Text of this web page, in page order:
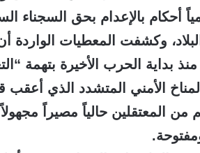
أحكام بالإعدام بحق السجناء
وكشفت المعطيات الواردة
عن اعتقال 3292 شخصاً منذ بداية الحرب الأخيرة
الأمني المتشدد الذي أعقب
المعتقلين حالياً مصيراً